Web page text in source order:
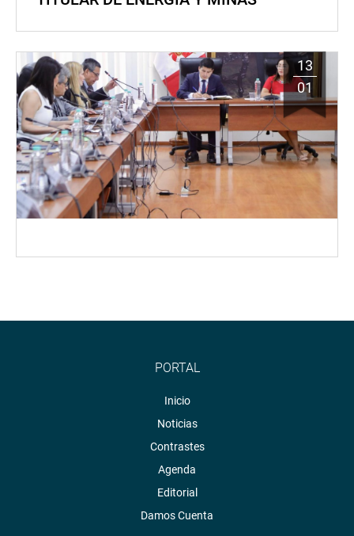
13
01
PORTAL
Inicio
Noticias
Contrastes
Agenda
Editorial
Damos Cuenta